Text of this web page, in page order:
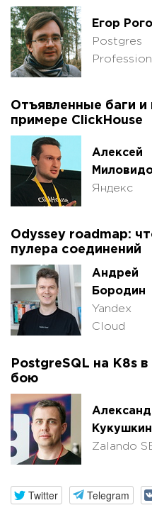
Егор
Postgres
Отъявленные баги и
примере ClickHouse
Алексей
Яндекс
Odyssey roadmap:
пулера соединений
Андрей
Бородин
Yandex
Cloud
PostgreSQL на K8s
бою
Кукушкин
Zalando
Twitter Telegram